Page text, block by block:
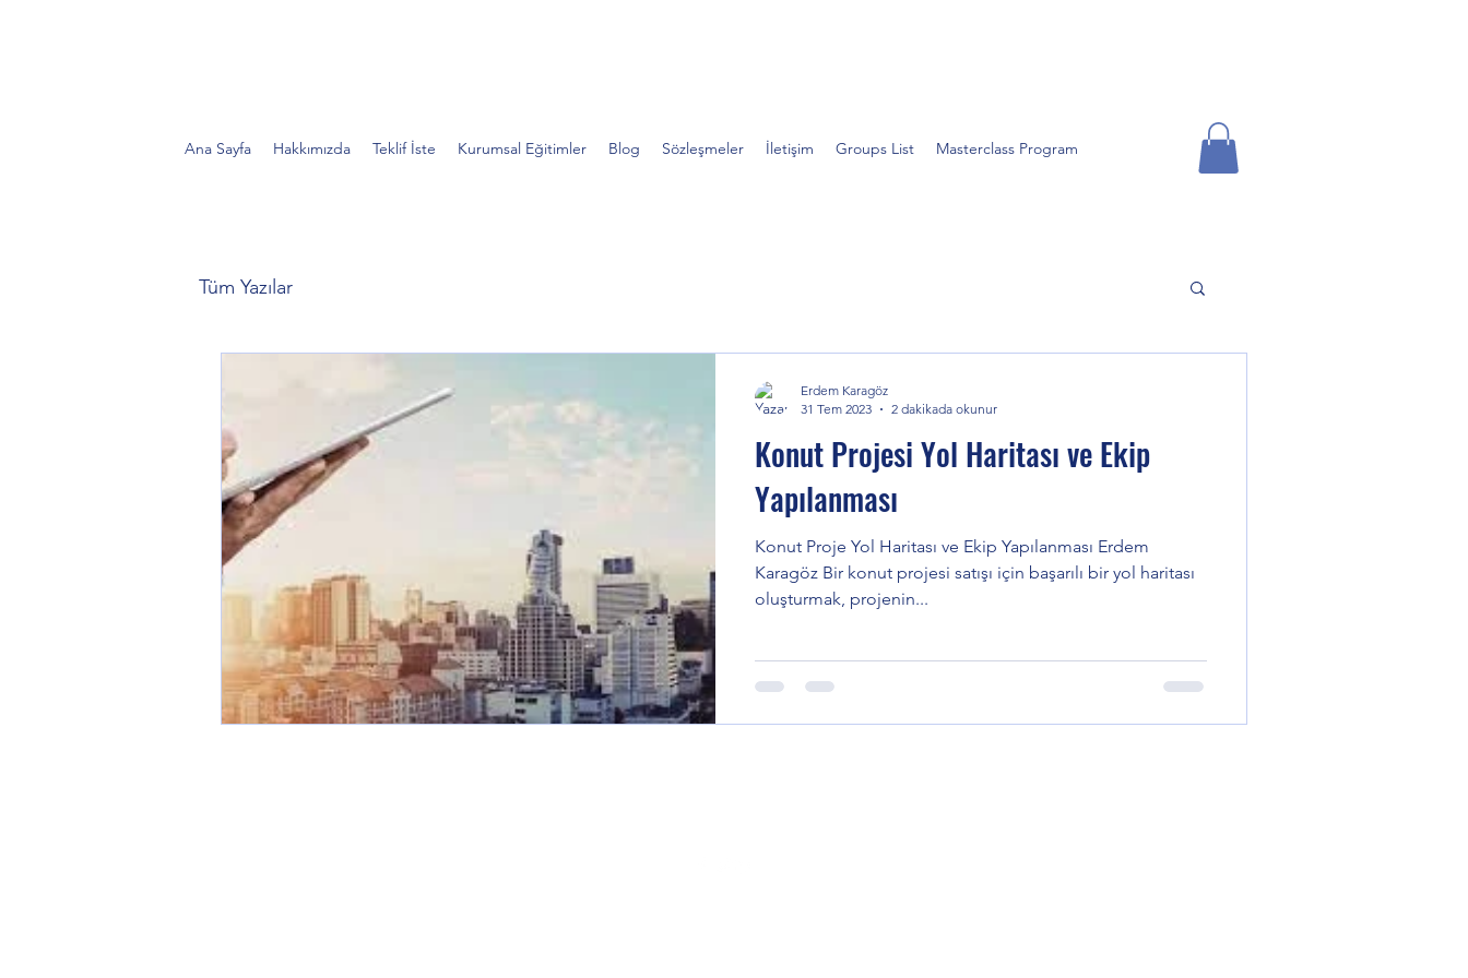
Ana Sayfa Hakkımızda Teklif İste Kurumsal Eğitimler Blog Sözleşmeler İletişim Groups List Masterclass Program
Tüm Yazılar
Konut Projesi Yol Haritası ve Ekip
Yapılanması
Konut Proje Yol Haritası ve Ekip Yapılanması Erdem
Karagöz Bir konut projesi satışı için başarılı bir yol haritası
oluşturmak, projenin...
Erdem Karagöz
31 Tem 2023
2 dakikada okunur